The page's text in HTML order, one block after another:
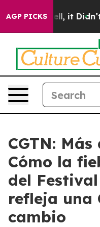
AGP PICKS
Well, it Didn’t As
CGTN:
Cómo la
del
refleja una
cambio